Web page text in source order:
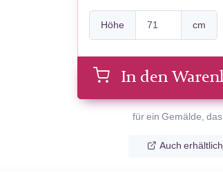
Höhe cm
In den
für ein Gemälde,
Auch